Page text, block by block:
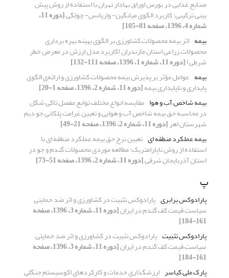
صنایع غذایی در بورس اوراق بهادار تهران با استفاده از روش پیش
بینی ترکیبی: کاربرد الگوی میانگین- واریانس- چولگی [دوره 11،
شماره 4، 1396، صفحه 81-105]
بیمه اثر بیمه محصولات کشاورزی بر الگوی بهینه بهره برداری
محصولات زراعی استان مازندران (کاربرد مدل ارزش در معرض خطر
شرطی)[دوره 11، شماره 1، 1396، صفحه 111-132]
بیمه عوامل مؤثر بر پذیرش بیمه محصولات کشاورزی و ارائه‌ی الگوی
پایداری و ناپایداری بیمه[دوره 11، شماره 2، 1396، صفحه 1-20]
بیمه شاخص آب و هوا مقایسه انواع مختلف توابع مفصل تاکی شکل
در محاسبه حق بیمه شاخص آب و هوایی و تعیین غرامت پلکانی جو دیم
شهرستان اهر[دوره 11، شماره 2، 1396، صفحه 21-49]
بیمه عملکرد منطقه ‏ای تعیین نرخ حق بیمه عملکرد منطقه‏ ای با
استفاده از روش ناپارامتریک: مطالعه موردی محصولات گندم و جو در
استان آذربایجان شرقی[دوره 11، شماره 2، 1396، صفحه 51-73]
پ
پارادوکس برابری پارادوکس تثبیت در کشاورزی و اثر ضد حمایتی
سیاست قیمت کف گندم در ایران [دوره 11، شماره 3، 1396، صفحه
161-184]
پارادوکس تثبیت پارادوکس تثبیت در کشاورزی و اثر ضد حمایتی
سیاست قیمت کف گندم در ایران [دوره 11، شماره 3، 1396، صفحه
161-184]
پارک ملی کیاسر ارزشگذاری خدمات و کارکردهای اکوسیستم جنگلی